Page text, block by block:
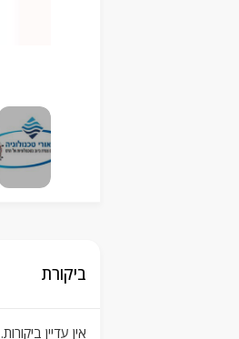
ביקורת
אין עדיין ביקורות.